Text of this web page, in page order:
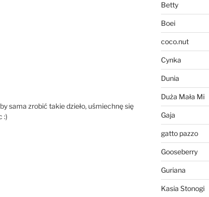
sama zrobić takie dzieło, uśmiechnę się
:)
Betty
Boei
coco.nut
Cynka
Dunia
Duża Mała Mi
Gaja
gatto pazzo
Gooseberry
Guriana
Kasia Stonogi